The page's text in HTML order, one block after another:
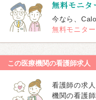
今なら、
無料モニター
この医療機関の看護師求人
看護師の求
機関の看護